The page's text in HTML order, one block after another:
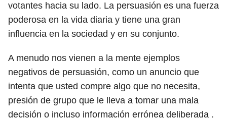
votantes hacia su lado. La persuasión es una fuerza
poderosa en la vida diaria y tiene una gran
influencia en la sociedad y en su conjunto.
A menudo nos vienen a la mente ejemplos
negativos de persuasión, como un anuncio que
intenta que usted compre algo que no necesita,
presión de grupo que le lleva a tomar una mala
decisión o incluso información errónea deliberada .